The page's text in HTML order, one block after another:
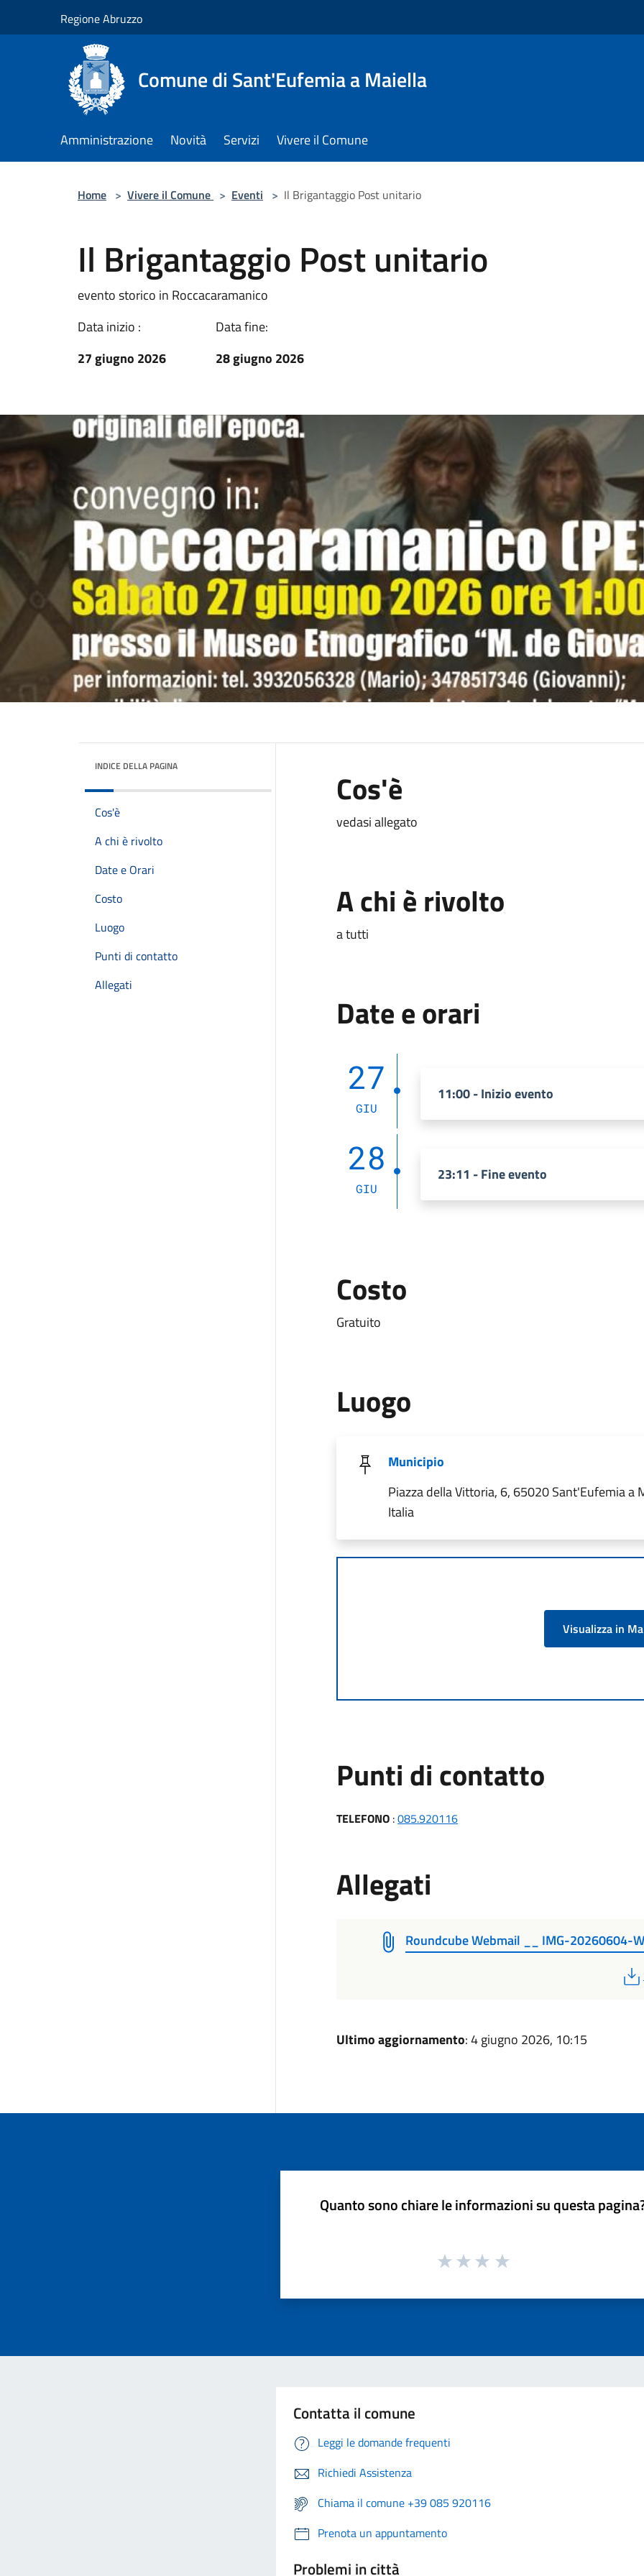
Regione Abruzzo
Comune di Sant'Eufemia a Maiella
Amministrazione Novità Servizi Vivere il Comune
Home > Vivere il Comune > Eventi > Il Brigantaggio Post unitario
Il Brigantaggio Post unitario
evento storico in Roccacaramanico
Data inizio :
27 giugno 2026
Data fine:
28 giugno 2026
INDICE DELLA PAGINA
Cos'è
A chi è rivolto
Date e Orari
Costo
Luogo
Punti di contatto
Allegati
Cos'è
vedasi allegato
A chi è rivolto
a tutti
Date e orari
27
GIU
11:00 - Inizio evento
28
GIU
23:11 - Fine evento
Costo
Gratuito
Luogo
Municipio
Piazza della Vittoria, 6, 65020 Sant'Eufemia a
Italia
Visualizza in
Punti di contatto
TELEFONO:085.920116
Allegati
Roundcube Webmail __ IMG-20260604-
Ultimo aggiornamento: 4 giugno 2026, 10:15
Quanto sono chiare le informazioni su questa
Contatta il comune
Leggi le domande frequenti
Richiedi Assistenza
Chiama il comune +39 085 920116
Prenota un appuntamento
Problemi in città